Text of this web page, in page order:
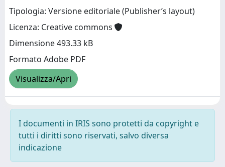
Tipologia: Versione editoriale (Publisher’s layout)
Licenza: Creative commons
Dimensione 493.33 kB
Formato Adobe PDF
Visualizza/Apri
I documenti in IRIS sono protetti da copyright e
tutti i diritti sono riservati, salvo diversa
indicazione